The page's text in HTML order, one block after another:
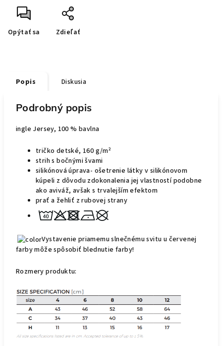
Opýtať sa Zdieľať
Popis Diskusia
Podrobný popis
ingle Jersey, 100 % bavlna
tričko detské, 160 g/m²
strih s bočnými švami
silikónová úprava- ošetrenie látky v silikónovom
kúpeli z dôvodu zdokonalenia jej vlastností podobne
ako aviváž, avšak s trvalejšímefektom
prať a žehliť z rubovej strany
Vystavenie priamemu slnečnému svitu u červenej
farby môže spôsobiť blednutie farby!
Rozmery produktu: